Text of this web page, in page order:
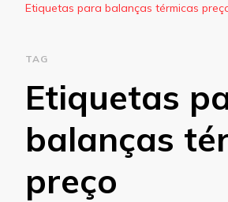
Etiquetas para balanças térmicas
TAG
Etiquetas
balanças
preço